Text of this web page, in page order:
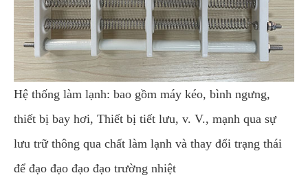
Hệ thống làm lạnh: bao gồm máy kéo, bình ngưng,
thiết bị bay hơi, Thiết bị tiết lưu, v. V., mạnh qua sự
lưu trữ thông qua chất làm lạnh và thay đổi trạng thái
để đạo đạo đạo đạo trường nhiệt